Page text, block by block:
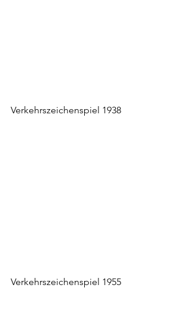
Verkehrszeichenspiel 1938
Verkehrszeichenspiel 1955